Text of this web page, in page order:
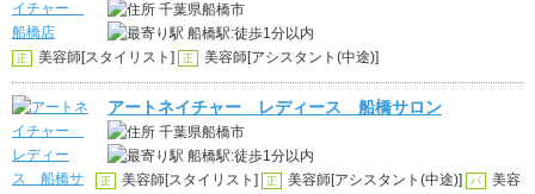
千葉県船橋市
船橋駅:徒歩1分以内
正 美容師[スタイリスト] 正 美容師[アシスタント(中途)]
アートネイチャー レディース 船橋サロン
千葉県船橋市
船橋駅:徒歩1分以内
正 美容師[スタイリスト] 正 美容師[アシスタント(中途)] パ
美容